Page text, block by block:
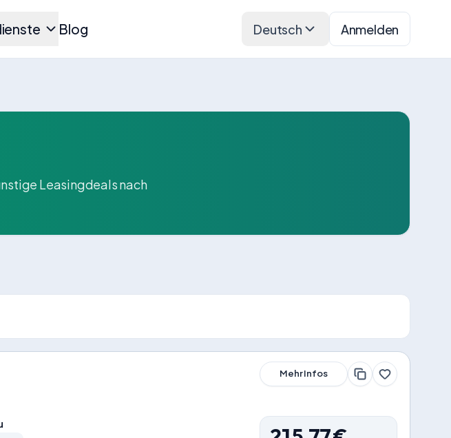
Blog Deutsch Anmelden
Leasingdeals nach
Mehr Infos